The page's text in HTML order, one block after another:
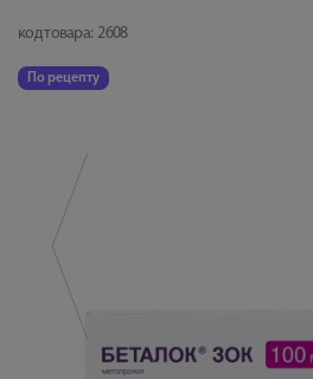
код товара: 2608
По рецепту